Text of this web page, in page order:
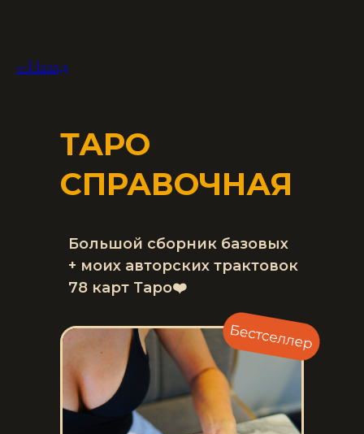
<-Назад
ТАРО
СПРАВОЧНАЯ
Большой сборник базовых
+ моих авторских трактовок
78 карт Таро❤️